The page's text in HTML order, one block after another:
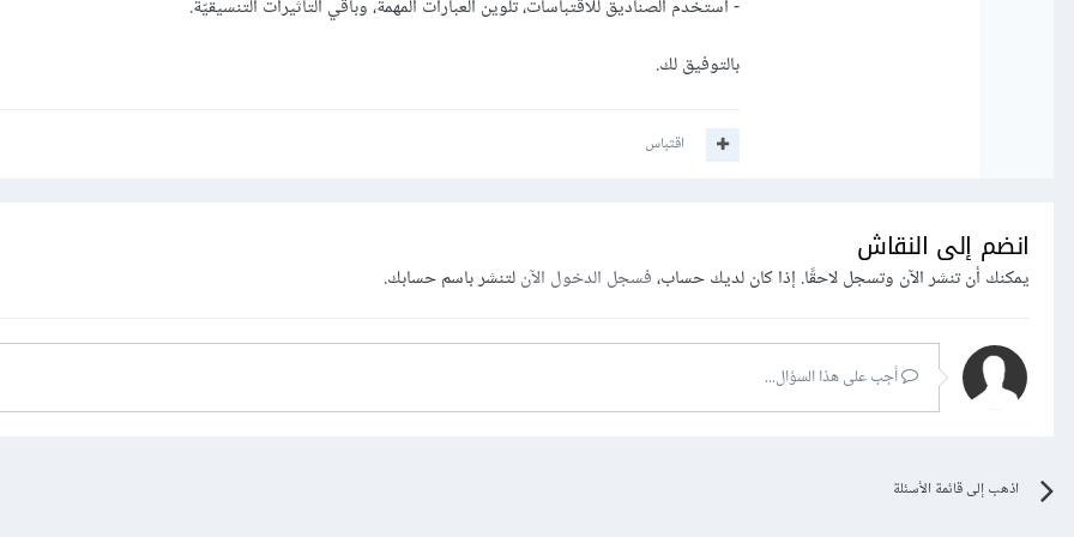
- استخدم الصناديق للاقتباسات، تلوين العبارات المهمة، وباقي التأثيرات التنسيقيّة.
بالتوفيق لك.
اقتباس
انضم إلى النقاش
يمكنك أن تنشر الآن وتسجل لاحقًا. إذا كان لديك حساب،فسجل الدخول الآنلتنشر باسم حسابك.
أجب على هذا السؤال...
اذهب إلى قائمة الأسئلة